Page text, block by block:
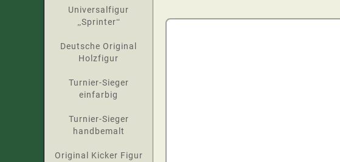
Universalfigur
„Sprinter“
Deutsche Original
Holzfigur
Turnier-Sieger
einfarbig
Turnier-Sieger
handbemalt
Original Kicker Figur